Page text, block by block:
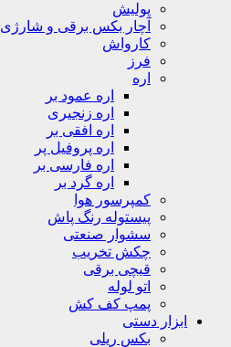
پولیش
آچار بکس برقی و شارژی
کارواش
فرز
اره
اره عمود بر
اره زنجیری
اره افقی بر
اره پروفیل پر
اره فارسی بر
اره گرد بر
کمپرسور هوا
پیستوله رنگ پاش
سشوار صنعتی
چکش تخریب
قیچی برقی
اتو لوله
پمپ کف کش
ابزار دستی
بکس ریلی